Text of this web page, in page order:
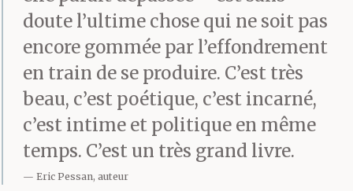
d’oublier qu’il y avait là,
tissé dans l’étoffe,
surgissant de la soie,
ton corps vidé de son
air.
doute l’ultime chose qui ne soit pas
encore gommée par l’effondrement
en train de se produire. C’est très
beau, c’est poétique, c’est incarné,
c’est intime et politique en même
temps. C’est un très grand livre.
Eric Pessan, auteur